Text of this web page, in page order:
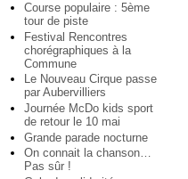
Course populaire : 5ème
tour de piste
Festival Rencontres
chorégraphiques à la
Commune
Le Nouveau Cirque passe
par Aubervilliers
Journée McDo kids sport
de retour le 10 mai
Grande parade nocturne
On connait la chanson…
Pas sûr !